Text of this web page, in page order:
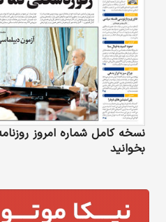
نسخه کامل شماره امروز
بخوانید